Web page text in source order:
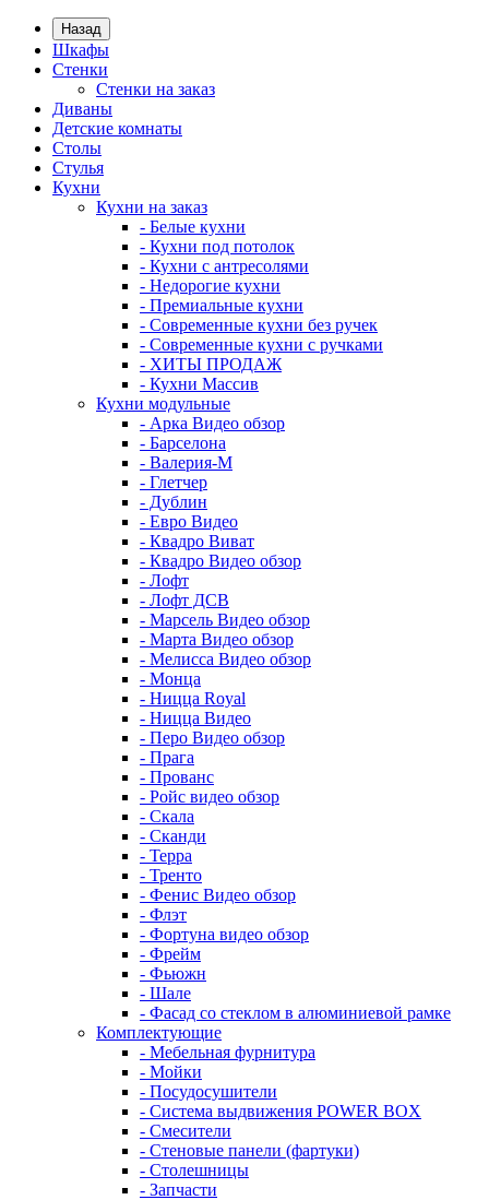
Назад
Шкафы
Стенки
Стенки на заказ
Диваны
Детские комнаты
Столы
Стулья
Кухни
Кухни на заказ
- Белые кухни
- Кухни под потолок
- Кухни с антресолями
- Недорогие кухни
- Премиальные кухни
- Современные кухни без ручек
- Современные кухни с ручками
- ХИТЫ ПРОДАЖ
- Кухни Массив
Кухни модульные
- Арка Видео обзор
- Барселона
- Валерия-М
- Глетчер
- Дублин
- Евро Видео
- Квадро Виват
- Квадро Видео обзор
- Лофт
- Лофт ДСВ
- Марсель Видео обзор
- Марта Видео обзор
- Мелисса Видео обзор
- Монца
- Ницца Royal
- Ницца Видео
- Перо Видео обзор
- Прага
- Прованс
- Ройс видео обзор
- Скала
- Сканди
- Терра
- Тренто
- Фенис Видео обзор
- Флэт
- Фортуна видео обзор
- Фрейм
- Фьюжн
- Шале
- Фасад со стеклом в алюминиевой рамке
Комплектующие
- Мебельная фурнитура
- Мойки
- Посудосушители
- Система выдвижения POWER BOX
- Смесители
- Стеновые панели (фартуки)
- Столешницы
- Запчасти